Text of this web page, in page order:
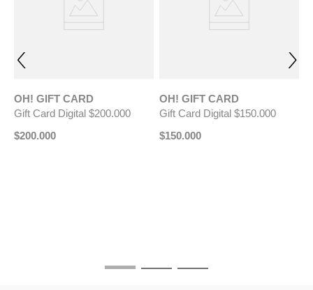
OH! GIFT CARD
Gift Card Digital $200.000
$200.000
OH! GIFT CARD
Gift Card Digital $150.000
$150.000